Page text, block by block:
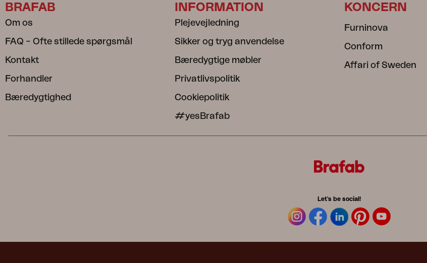
BRAFAB
Om os
FAQ – Ofte stillede spørgsmål
Kontakt
Forhandler
Bæredygtighed
INFORMATION
Plejevejledning
Sikker og tryg anvendelse
Bæredygtige møbler
Privatlivspolitik
Cookiepolitik
#yesBrafab
KONCERN
Furninova
Conform
Affari of Sweden
Let's be social!